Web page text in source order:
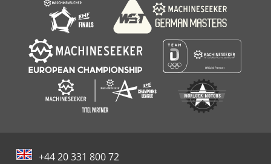
طرف چهار راه لودر
+44 20 331 800 72